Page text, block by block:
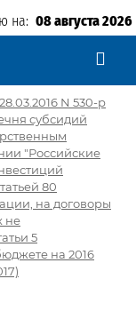
на: 08 августа 2026
N 530-р
субсидий
"Российские
80
на договоры
не
5
на 2016